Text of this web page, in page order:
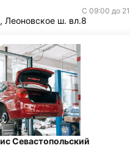
С 09:00 до
Леоновское ш. вл.8
Севастопольский